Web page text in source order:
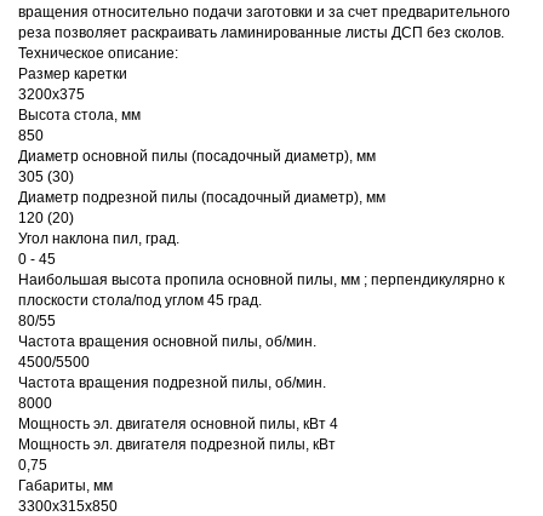
вращения относительно подачи заготовки и за счет предварительного
реза позволяет раскраивать ламинированные листы ДСП без сколов.
Техническое описание:
Размер каретки
3200х375
Высота стола, мм
850
Диаметр основной пилы (посадочный диаметр), мм
305 (30)
Диаметр подрезной пилы (посадочный диаметр), мм
120 (20)
Угол наклона пил, град.
0 - 45
Наибольшая высота пропила основной пилы, мм ; перпендикулярно к
плоскости стола/под углом 45 град.
80/55
Частота вращения основной пилы, об/мин.
4500/5500
Частота вращения подрезной пилы, об/мин.
8000
Мощность эл. двигателя основной пилы, кВт 4
Мощность эл. двигателя подрезной пилы, кВт
0,75
Габариты, мм
3300х315х850